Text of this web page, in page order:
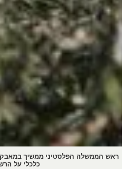
ראש הממשלה הפלסטיני ממשיך במאבקו
כלכלי על